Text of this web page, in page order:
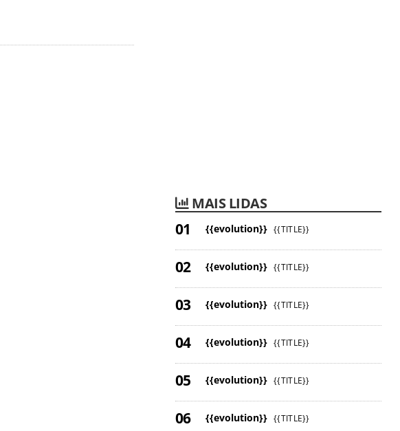
MAIS LIDAS
{{evolution}} {{TITLE}}
{{evolution}} {{TITLE}}
{{evolution}} {{TITLE}}
{{evolution}} {{TITLE}}
{{evolution}} {{TITLE}}
{{evolution}} {{TITLE}}